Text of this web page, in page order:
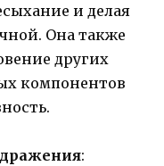
и делая
Она также
других
компонентов
: